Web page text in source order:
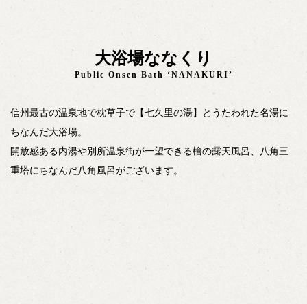
大浴場ななくり
Public Onsen Bath ‘NANAKURI’
信州最古の温泉地で枕草子で【七久里の湯】とうたわれた名湯に
ちなんだ大浴場。
開放感ある内湯や別所温泉街が一望できる檜の露天風呂、八角三
重塔にちなんだ八角風呂がございます。